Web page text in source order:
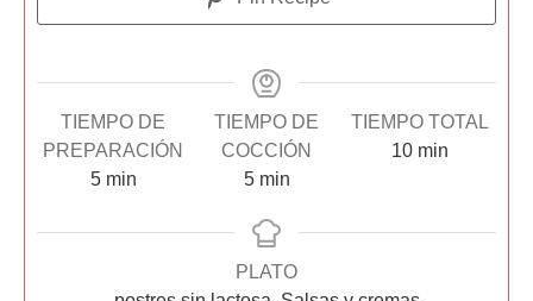
TIEMPO DE
PREPARACIÓN
5 min
TIEMPO DE
COCCIÓN
5 min
TIEMPO TOTAL
10 min
PLATO